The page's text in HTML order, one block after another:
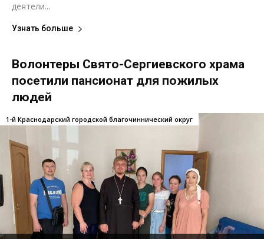
деятели...
Узнать больше
Волонтеры Свято-Сергиевского храма
посетили пансионат для пожилых
людей
1-й Краснодарский городской благочиннический округ